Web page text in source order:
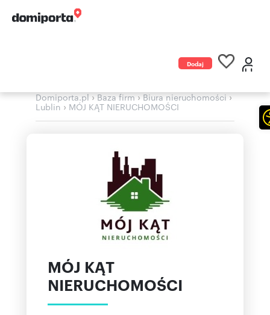
Dodaj
Domiporta.pl›Baza firm›Biura nieruchomości›
Lublin › MÓJ KĄT NIERUCHOMOŚCI
MÓJ KĄT
NIERUCHOMOŚCI